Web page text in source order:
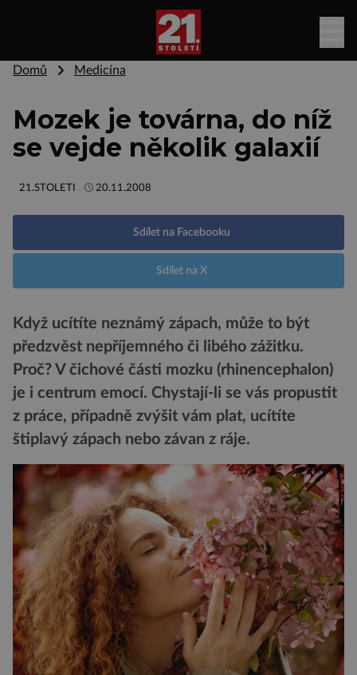
Domů Medicína
Mozek je továrna, do níž
se vejde několik galaxií
21.STOLETI 20.11.2008
Sdílet na Facebooku
Sdílet na X
Když ucítíte neznámý zápach, může to být
předzvěst nepříjemného či libého zážitku.
Proč? V čichové části mozku (rhinencephalon)
je i centrum emocí. Chystají-li se vás propustit
z práce, případně zvýšit vám plat, ucítíte
štiplavý zápach nebo závan z ráje.